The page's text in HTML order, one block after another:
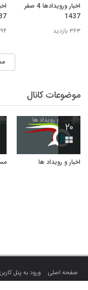
اخبار ورویدادها 4 صفر
1437
۳۶۳ بازدید ۲۹۴
موضوعات کانال
۲۰
اخبار و رویداد ها
صفحه اصلی ورود به پنل